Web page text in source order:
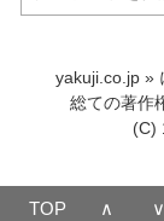
yakuji.co.jp »
総ての著作
(C)
TOP ∧ ∨